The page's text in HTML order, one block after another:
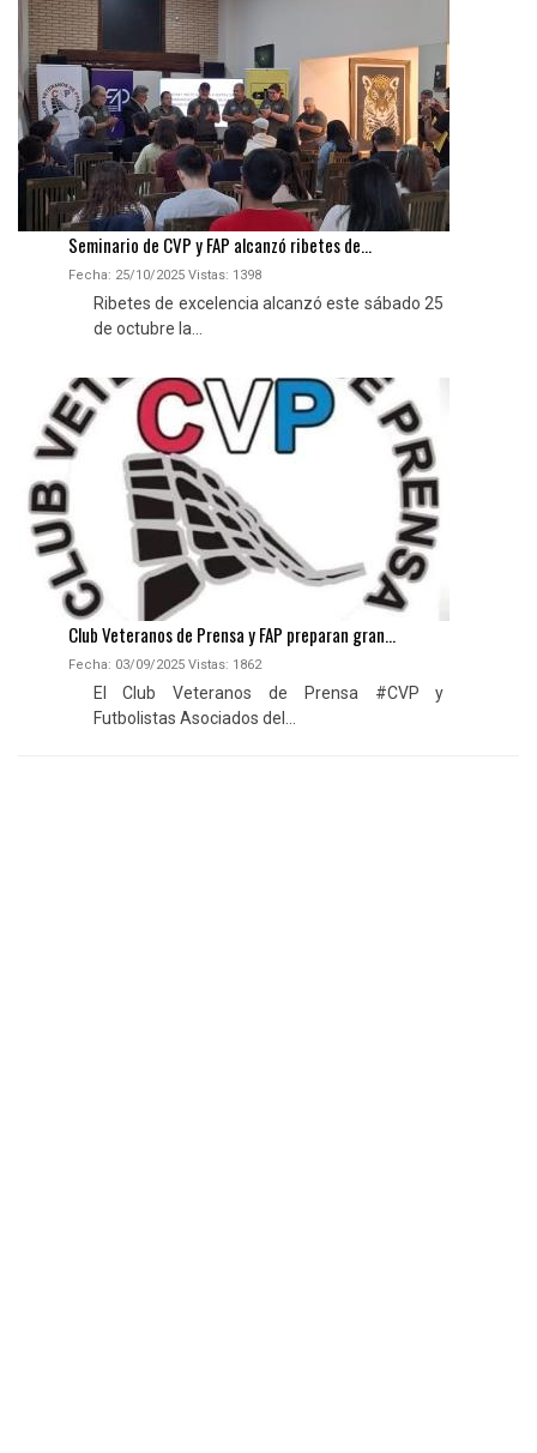
Seminario de CVP y FAP alcanzó ribetes de...
Fecha: 25/10/2025Vistas: 1398
Ribetes de excelencia alcanzó este sábado 25
de octubre la...
Club Veteranos de Prensa y FAP preparan gran...
Fecha: 03/09/2025Vistas: 1862
El Club Veteranos de Prensa #CVP y
Futbolistas Asociados del...